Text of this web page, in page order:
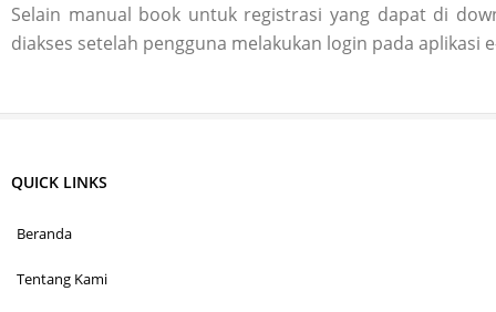
Selain manual book untuk registrasi yang dapat di
diakses setelah pengguna melakukan login pada aplikasi
QUICK LINKS
Beranda
Tentang Kami